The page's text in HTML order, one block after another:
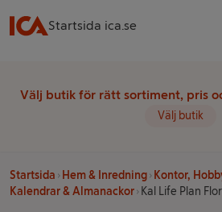
Startsida ica.se
Välj butik för rätt sortiment, pris
Välj butik
Startsida Hem & Inredning
Kontor,
Kalendrar & Almanackor Kal Life Plan